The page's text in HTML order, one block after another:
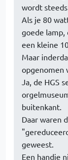
wordt
Als je 80
goede lamp,
een kleine
Maar
opgenomen
Ja, de HGS
buitenkant.
Daar waren
geweest.
Een handje